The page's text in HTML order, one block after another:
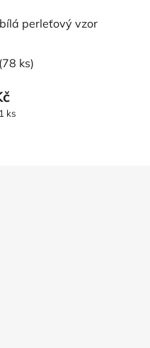
perleťový vzor
(78 ks)
ks